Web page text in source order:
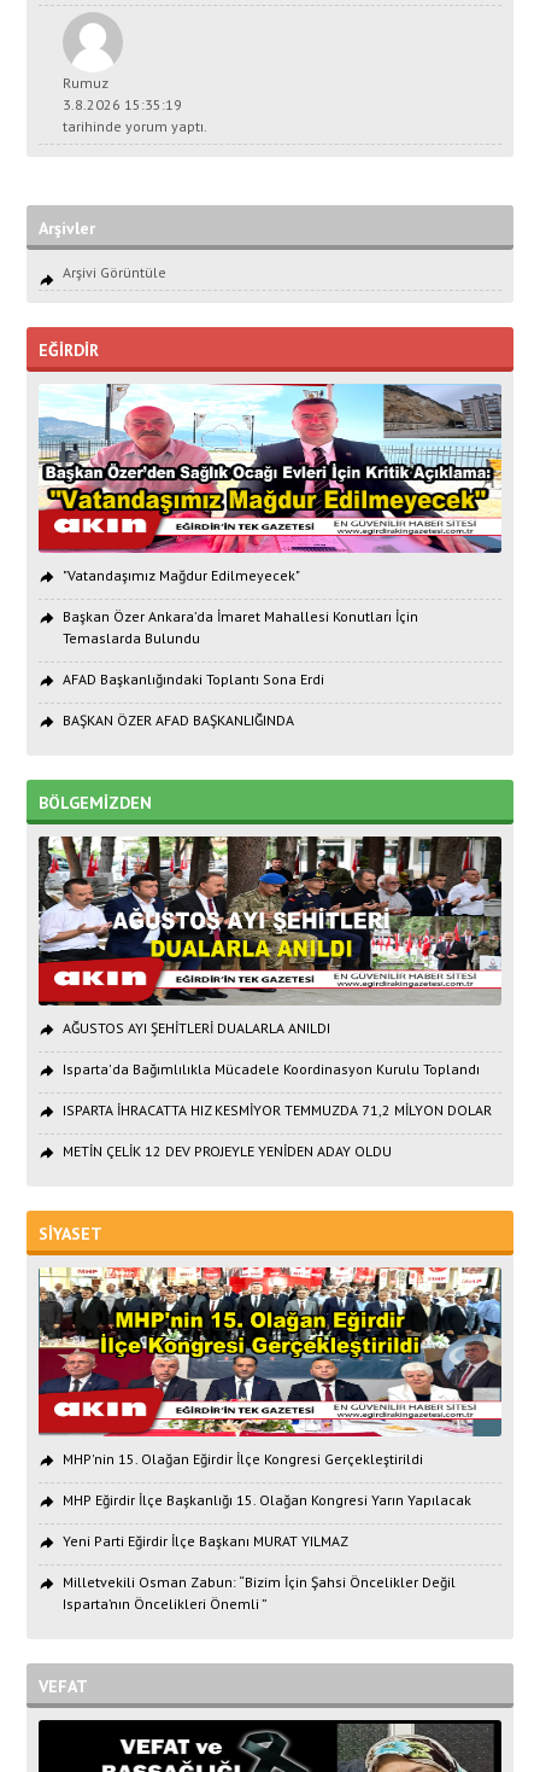
Rumuz
3.8.2026 15:35:19
tarihinde yorum yaptı.
Arşivler
Arşivi Görüntüle
EĞİRDİR
"Vatandaşımız Mağdur Edilmeyecek"
Başkan Özer Ankara’da İmaret Mahallesi Konutları İçin
Temaslarda Bulundu
AFAD Başkanlığındaki Toplantı Sona Erdi
BAŞKAN ÖZER AFAD BAŞKANLIĞINDA
BÖLGEMİZDEN
AĞUSTOS AYI ŞEHİTLERİ DUALARLA ANILDI
Isparta'da Bağımlılıkla Mücadele Koordinasyon Kurulu Toplandı
ISPARTA İHRACATTA HIZ KESMİYOR TEMMUZDA 71,2 MİLYON DOLAR
METİN ÇELİK 12 DEV PROJEYLE YENİDEN ADAY OLDU
SİYASET
MHP'nin 15. Olağan Eğirdir İlçe Kongresi Gerçekleştirildi
MHP Eğirdir İlçe Başkanlığı 15. Olağan Kongresi Yarın Yapılacak
Yeni Parti Eğirdir İlçe Başkanı MURAT YILMAZ
Milletvekili Osman Zabun: “Bizim İçin Şahsi Öncelikler Değil
Isparta’nın Öncelikleri Önemli ”
VEFAT